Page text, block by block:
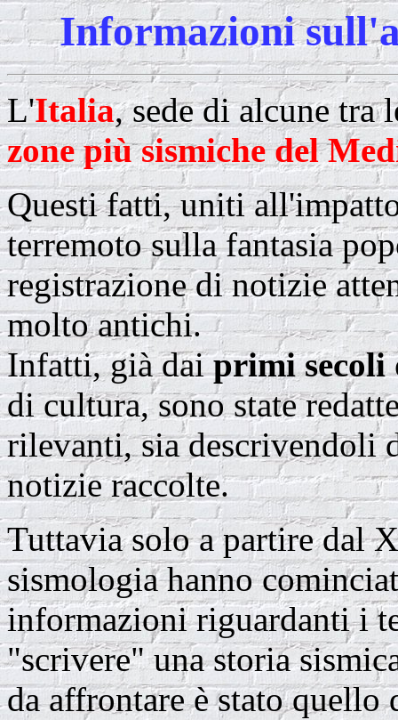
Informazioni
L'Italia, sede di alcune tra
zone più sismiche del
Questi fatti, uniti
terremoto sulla fantasia
registrazione di notizie
molto antichi.
Infatti, già daiprimi secoli
di cultura, sono state
rilevanti, sia descrivendoli
notizie raccolte.
Tuttavia solo a partire dal
sismologia hanno
informazioni riguardanti i
"scrivere" una storia
da affrontare è stato